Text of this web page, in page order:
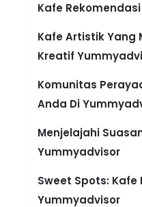
Kafe
Kafe Artistik Yang
Kreatif
Komunitas
Anda Di
Menjelajahi
Yummyadvisor
Sweet Spots:
Yummyadvisor